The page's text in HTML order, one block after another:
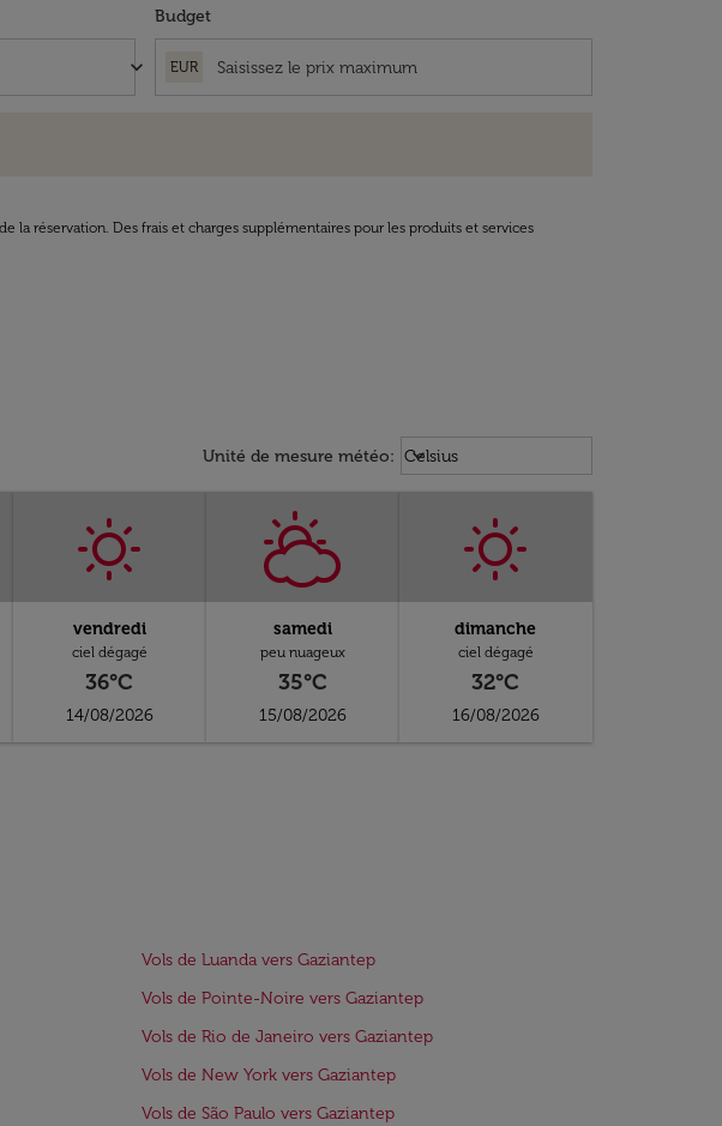
keyboard_arrow_down
Budget
EUR
la réservation. Des frais et charges supplémentaires pour les produits et services
Unité de mesure météo: Weather unit option Celsius
Celsius
keyboard_arrow_down
vendredi
ciel dégagé
36°C
14/08/2026
samedi
peu nuageux
35°C
15/08/2026
dimanche
ciel dégagé
32°C
16/08/2026
Vols de Luanda vers Gaziantep
Vols de Pointe-Noire vers Gaziantep
Vols de Rio de Janeiro vers Gaziantep
Vols de New York vers Gaziantep
Vols de São Paulo vers Gaziantep